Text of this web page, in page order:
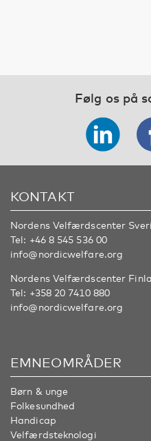
Følg os på
KONTAKT
Nordens Velfærdscenter
Tel: +46 8 545 536 00
info@nordicwelfare.org
Nordens Velfærdscenter
Tel: +358 20 7410 880
info@nordicwelfare.org
EMNEOMRÅDER
Børn & unge
Folkesundhed
Handicap
Velfærdsteknologi